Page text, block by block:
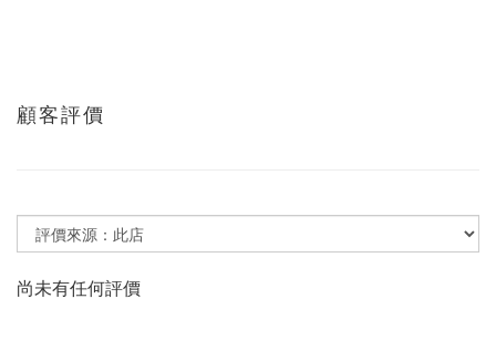
顧客評價
尚未有任何評價